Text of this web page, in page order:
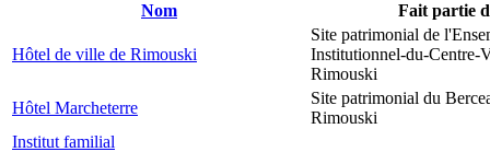
Nom Fait partie
Hôtel de ville de Rimouski
Site patrimonial de
Institutionnel-du-Centre-
Rimouski
Hôtel Marcheterre
Site patrimonial du
Rimouski
Institut familial